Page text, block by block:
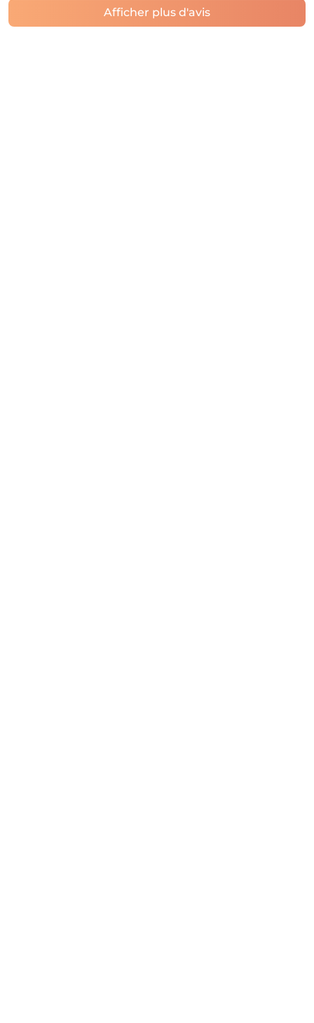
Afficher plus d'avis